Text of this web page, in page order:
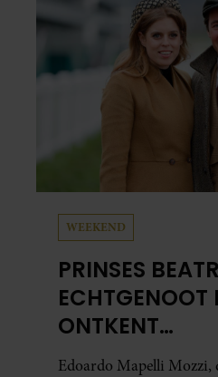
WEEKEND
PRINSES
ECHTGENOOT
ONTKENT
Edoardo Mapelli Mozzi,